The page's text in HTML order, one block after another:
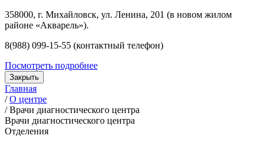
358000, г. Михайловск, ул. Ленина, 201 (в новом жилом
районе «Акварель»).
8(988) 099-15-55 (контактный телефон)
Посмотреть подробнее
Закрыть
Главная
/ О центре
/ Врачи диагностического центра
Врачи диагностического центра
Отделения